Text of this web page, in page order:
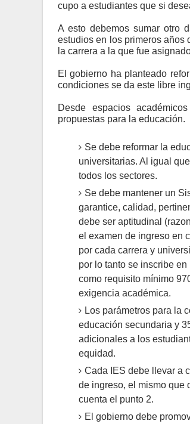
cupo a estudiantes que si
A esto debemos sumar otro
estudios en los primeros años
la carrera a la que fue
El gobierno ha planteado
condiciones se da este libre
Desde espacios
propuestas para la educación.
Se debe reformar la
universitarias. Al igual
todos los sectores.
Se debe mantener un
garantice, calidad,
debe ser aptitudinal
el examen de ingreso en
por cada carrera y
por lo tanto se inscribe
como requisito mínimo
exigencia académica.
Los parámetros para la
educación secundaria y
adicionales a los
equidad.
Cada IES debe llevar a
de ingreso, el mismo que
cuenta el punto 2.
El gobierno debe